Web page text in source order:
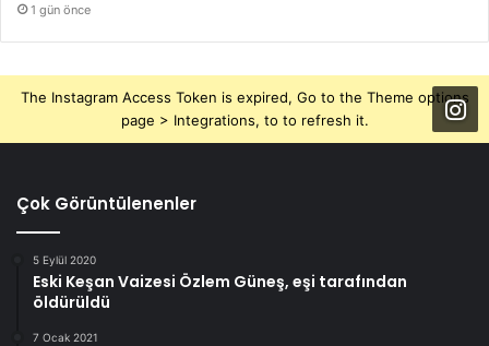
1 gün önce
The Instagram Access Token is expired, Go to the Theme options
page > Integrations, to to refresh it.
Çok Görüntülenenler
5 Eylül 2020
Eski Keşan Vaizesi Özlem Güneş, eşi tarafından
öldürüldü
7 Ocak 2021